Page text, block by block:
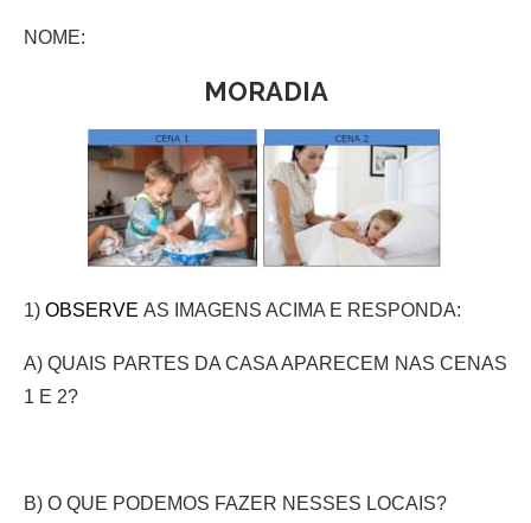
NOME:
MORADIA
1) OBSERVE AS IMAGENS ACIMA E RESPONDA:
A) QUAIS PARTES DA CASA APARECEM NAS CENAS
1 E 2?
B) O QUE PODEMOS FAZER NESSES LOCAIS?